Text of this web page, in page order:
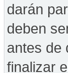
darán
deben
antes de
finalizar